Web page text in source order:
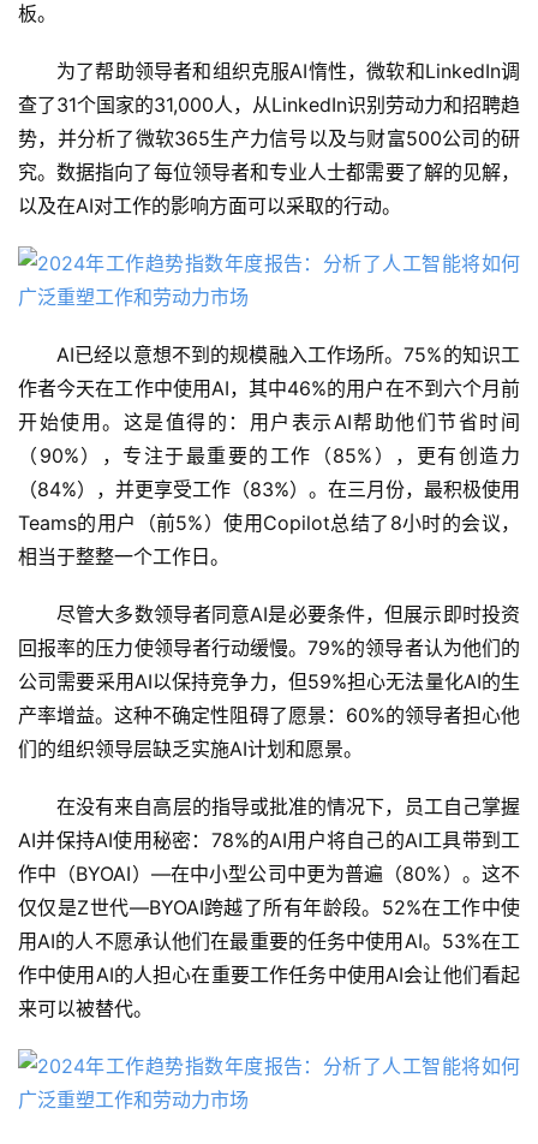
板。
为了帮助领导者和组织克服AI惰性，微软和LinkedIn调
查了31个国家的31,000人，从LinkedIn识别劳动力和招聘趋
势，并分析了微软365生产力信号以及与财富500公司的研
究。数据指向了每位领导者和专业人士都需要了解的见解，
以及在AI对工作的影响方面可以采取的行动。
AI已经以意想不到的规模融入工作场所。75%的知识工
作者今天在工作中使用AI，其中46%的用户在不到六个月前
开始使用。这是值得的：用户表示AI帮助他们节省时间
（90%），专注于最重要的工作（85%），更有创造力
（84%），并更享受工作（83%）。在三月份，最积极使用
Teams的用户（前5%）使用Copilot总结了8小时的会议，
相当于整整一个工作日。
尽管大多数领导者同意AI是必要条件，但展示即时投资
回报率的压力使领导者行动缓慢。79%的领导者认为他们的
公司需要采用AI以保持竞争力，但59%担心无法量化AI的生
产率增益。这种不确定性阻碍了愿景：60%的领导者担心他
们的组织领导层缺乏实施AI计划和愿景。
在没有来自高层的指导或批准的情况下，员工自己掌握
AI并保持AI使用秘密：78%的AI用户将自己的AI工具带到工
作中（BYOAI）—在中小型公司中更为普遍（80%）。这不
仅仅是Z世代—BYOAI跨越了所有年龄段。52%在工作中使
用AI的人不愿承认他们在最重要的任务中使用AI。53%在工
作中使用AI的人担心在重要工作任务中使用AI会让他们看起
来可以被替代。